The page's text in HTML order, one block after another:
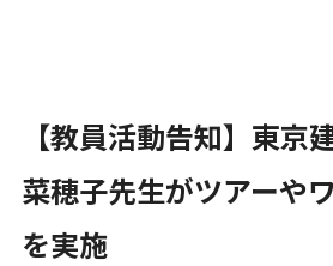
【教員活動告知】東京
菜穂子先生がツアーや
を実施